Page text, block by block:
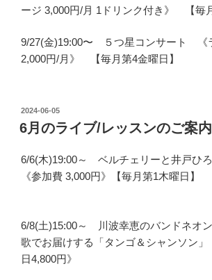
ージ 3,000円/月 1ドリンク付き》 【毎
9/27(金)19:00〜 ５つ星コンサート 《
2,000円/月》 【毎月第4金曜日】
投
稿
日:
2024-06-05
6月のライブ/レッスンのご案
6/6(木)19:00～ ベルチェリーと井戸ひ
《参加費 3,000円》【毎月第1木曜日】
6/8(土)15:00～ 川波幸恵のバンドネオ
歌でお届けする「タンゴ＆シャンソン」
日4,800円》